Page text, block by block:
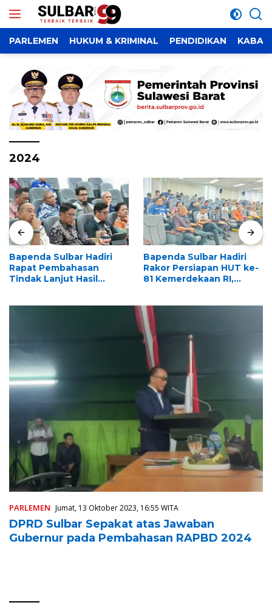
PARLEMEN HUKUM & KRIMINAL PENDIDIKAN KABAR
2024
Bapenda Sulbar Hadiri
Rapat Pembahasan
Tindak Lanjut Hasil
Bapenda Sulbar Hadiri
Rakor Persiapan HUT ke-
81 Kemerdekaan RI,
Sulawesi Barat
PARLEMEN Jumat, 13 Oktober 2023, 16:55 WITA
DPRD Sulbar Sepakat atas Jawaban
Gubernur pada Pembahasan RAPBD 2024